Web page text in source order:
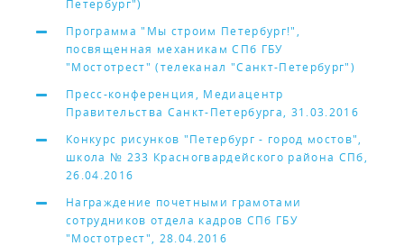
Петербург")
Программа "Мы строим Петербург!",
посвященная механикам СПб ГБУ
"Мостотрест" (телеканал "Санкт-Петербург")
Пресс-конференция, Медиацентр
Правительства Санкт-Петербурга, 31.03.2016
Конкурс рисунков "Петербург - город мостов",
школа № 233 Красногвардейского района СПб,
26.04.2016
Награждение почетными грамотами
сотрудников отдела кадров СПб ГБУ
"Мостотрест", 28.04.2016